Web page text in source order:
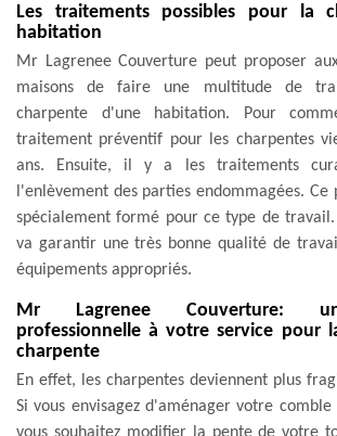
Les traitements possibles pour la
habitation
Mr Lagrenee Couverture peut proposer
maisons de faire une multitude de
charpente d'une habitation. Pour
traitement préventif pour les charpentes
ans. Ensuite, il y a les traitements
l'enlèvement des parties endommagées. Ce
spécialement formé pour ce type de travail.
va garantir une très bonne qualité de
équipements appropriés.
Mr Lagrenee Couverture:
professionnelle à votre service pour
charpente
En effet, les charpentes deviennent plus
Si vous envisagez d'aménager votre
vous souhaitez modifier la pente de votre